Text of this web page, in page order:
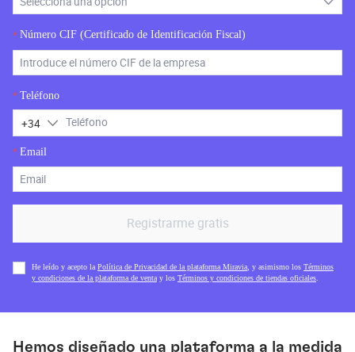
* Número CIF (Certificado de Identificación Fiscal)
* Teléfono
+34
* Email
Registrarme gratis
He leído y acepto la Política de Privacidad de la plataforma Miravia, y asimismo los Términos
y condiciones de la plataforma de venta y los Términos y condiciones de tiendas oficiales.
Hemos diseñado una plataforma a la medida